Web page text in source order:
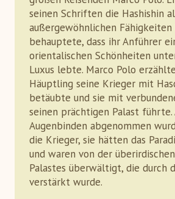
seinen Schriften die Hashishin
außergewöhnlichen Fähigkeiten
behauptete, dass ihr Anführer
orientalischen Schönheiten
Luxus lebte. Marco Polo
Häuptling seine Krieger mit
betäubte und sie mit
seinen prächtigen Palast führte.
Augenbinden abgenommen
die Krieger, sie hätten das
und waren von der
Palastes überwältigt, die durch
verstärkt wurde.